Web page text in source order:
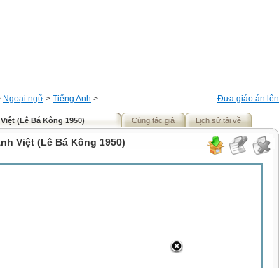
Đưa giáo án lên
Ngoại ngữ > Tiếng Anh >
(Lê Bá Kông 1950) Cùng tác giả Lịch sử tải về
Việt (Lê Bá Kông 1950)